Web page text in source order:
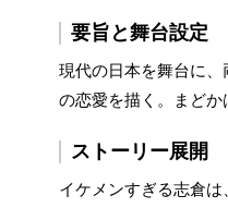
要旨と舞台設定
現代の日本を舞台に
の恋愛を描く。まどか
ストーリー展開
イケメンすぎる志倉